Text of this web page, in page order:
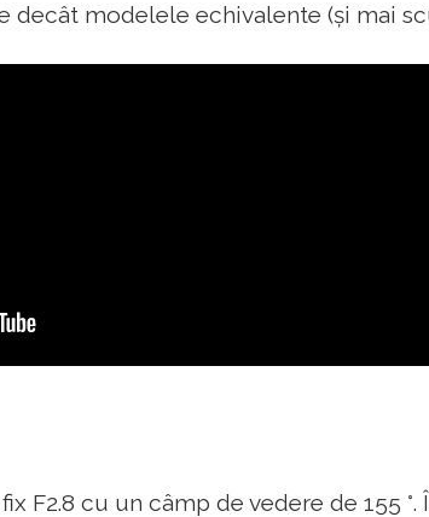
decât modelele echivalente (și mai
F2.8 cu un câmp de vedere de 155